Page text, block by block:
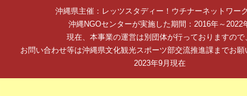
沖縄県主催：レッツスタディー！ウチナーネットワー
沖縄NGOセンターが実施した期間：2016年～2022
現在、本事業の運営は別団体が行っておりますので
お問い合わせ等は沖縄県文化観光スポーツ部交流推進課までお願
2023年9月現在